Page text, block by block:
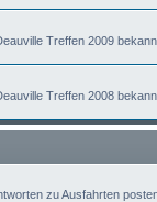
Treffen 2009
Treffen 2008
zu Ausfahrten